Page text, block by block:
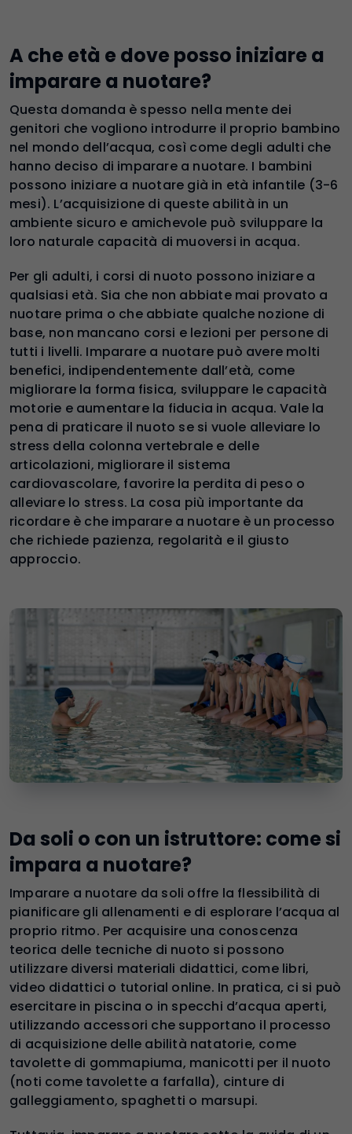
A che età e dove posso iniziare a
imparare a nuotare?
Questa domanda è spesso nella mente dei
genitori che vogliono introdurre il proprio bambino
nel mondo dell’acqua, così come degli adulti che
hanno deciso di imparare a nuotare. I bambini
possono iniziare a nuotare già in età infantile (3-6
mesi). L’acquisizione di queste abilità in un
ambiente sicuro e amichevole può sviluppare la
loro naturale capacità di muoversi in acqua.
Per gli adulti, i corsi di nuoto possono iniziare a
qualsiasi età. Sia che non abbiate mai provato a
nuotare prima o che abbiate qualche nozione di
base, non mancano corsi e lezioni per persone di
tutti i livelli. Imparare a nuotare può avere molti
benefici, indipendentemente dall’età, come
migliorare la forma fisica, sviluppare le capacità
motorie e aumentare la fiducia in acqua. Vale la
pena di praticare il nuoto se si vuole alleviare lo
stress della colonna vertebrale e delle
articolazioni, migliorare il sistema
cardiovascolare, favorire la perdita di peso o
alleviare lo stress. La cosa più importante da
ricordare è che imparare a nuotare è un processo
che richiede pazienza, regolarità e il giusto
approccio.
Da soli o con un istruttore: come si
impara a nuotare?
Imparare a nuotare da soli offre la flessibilità di
pianificare gli allenamenti e di esplorare l’acqua al
proprio ritmo. Per acquisire una conoscenza
teorica delle tecniche di nuoto si possono
utilizzare diversi materiali didattici, come libri,
video didattici o tutorial online. In pratica, ci si può
esercitare in piscina o in specchi d’acqua aperti,
utilizzando accessori che supportano il processo
di acquisizione delle abilità natatorie, come
tavolette di gommapiuma, manicotti per il nuoto
(noti come tavolette a farfalla), cinture di
galleggiamento, spaghetti o marsupi.